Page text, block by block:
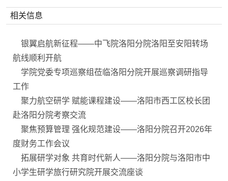
相关信息
银翼启航新征程——中飞院洛阳分院洛阳至安阳转场
航线顺利开航
学院党委专项巡察组莅临洛阳分院开展巡察调研指导
工作
聚力航空研学 赋能课程建设——洛阳市西工区校长团
赴洛阳分院考察交流
聚焦预算管理 强化规范建设——洛阳分院召开2026年
度财务工作会议
拓展研学对象 共育时代新人——洛阳分院与洛阳市中
小学生研学旅行研究院开展交流座谈